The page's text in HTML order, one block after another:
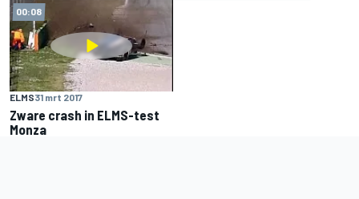
00:08
ELMS31 mrt 2017
Zware crash in ELMS-test
Monza